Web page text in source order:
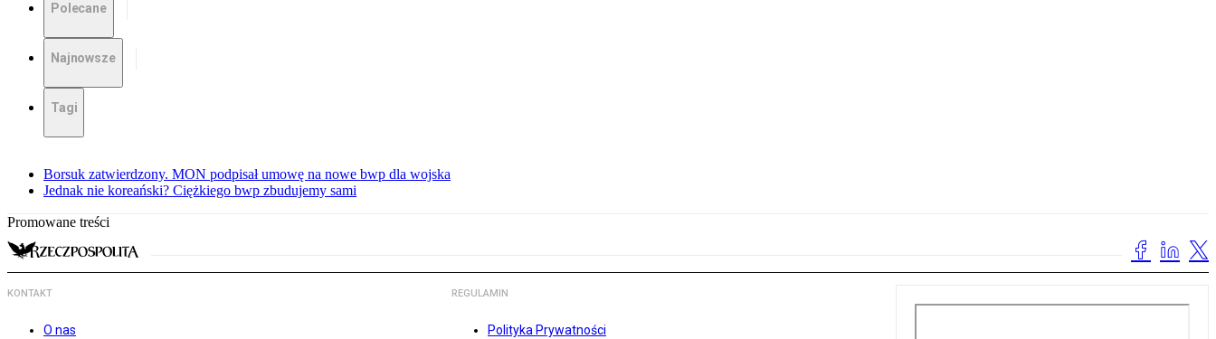
Polecane
Najnowsze
Tagi
Borsuk zatwierdzony. MON podpisał umowę na nowe bwp dla wojska
Jednak nie koreański? Ciężkiego bwp zbudujemy sami
Promowane treści
KONTAKT
O nas
REGULAMIN
Polityka Prywatności